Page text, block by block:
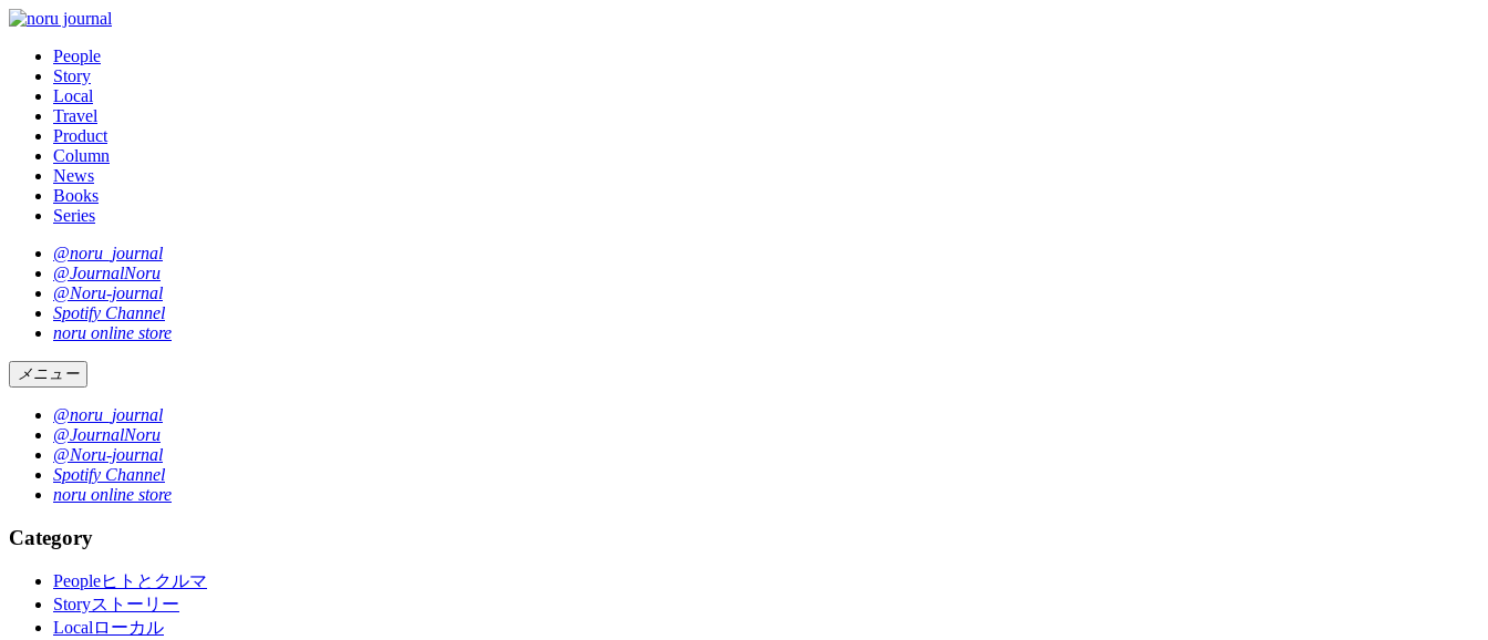
People
Story
Local
Travel
Product
Column
News
Books
Series
@noru_journal
@JournalNoru
@Noru-journal
Spotify Channel
noru online store
メニュー
@noru_journal
@JournalNoru
@Noru-journal
Spotify Channel
noru online store
Category
Peopleヒトとクルマ
Storyストーリー
Localローカル